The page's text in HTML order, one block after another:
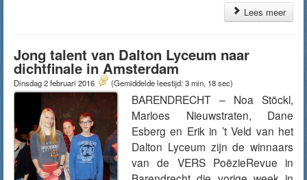
Lees meer
Jong talent van Dalton Lyceum naar
dichtfinale in Amsterdam
Dinsdag 2 februari 2016 (Gemiddelde leestijd: 3 min, 18 sec)
BARENDRECHT – Noa Stöckl,
Marloes Nieuwstraten, Dane
Esberg en Erik in ’t Veld van het
Dalton Lyceum zijn de winnaars
van de VERS PoëzieRevue in